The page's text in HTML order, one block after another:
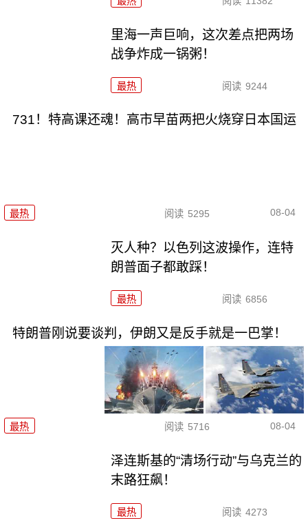
里海一声巨响，这次差点把两场
战争炸成一锅粥！
最热 阅读 9244
731！特高课还魂！高市早苗两把火烧穿日本国运
最热 阅读 5295 08-04
灭人种？以色列这波操作，连特
朗普面子都敢踩！
最热 阅读 6856
特朗普刚说要谈判，伊朗又是反手就是一巴掌！
最热 阅读 5716 08-04
泽连斯基的“清场行动”与乌克兰的
末路狂飙！
最热 阅读 4273